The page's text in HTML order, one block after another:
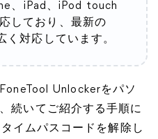
、iPad、iPod touch
しており、最新の
く対応しています。
Unlockerをパソ
続いてご紹介する手順に
イムパスコードを解除し